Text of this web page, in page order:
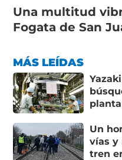
Una multitud
Fogata de San
MÁS LEÍDAS
Un
vías y
tren